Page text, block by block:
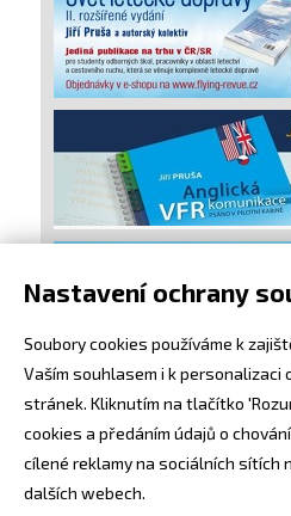
Nastavení ochrany
Soubory cookies používáme k
Vaším souhlasem i k personalizaci
stránek. Kliknutím na tlačítko
cookies a předáním údajů o
cílené reklamy na sociálních sítích
dalších webech.